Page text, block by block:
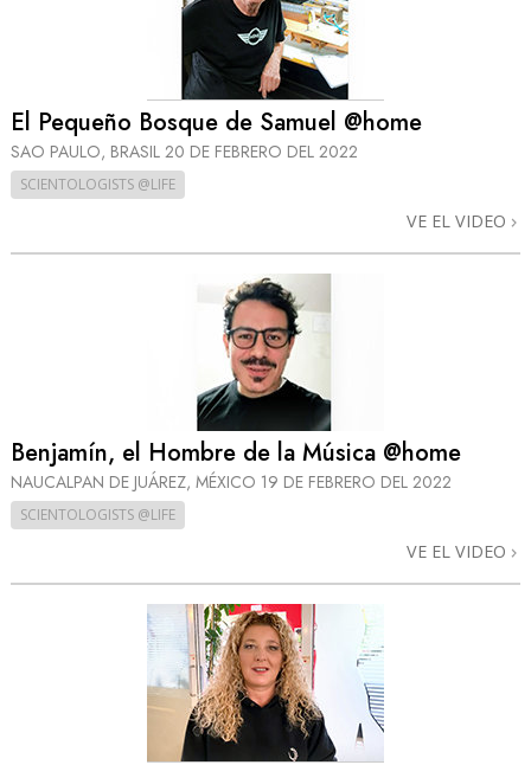
El Pequeño Bosque de Samuel @home
SAO PAULO, BRASIL 20 DE FEBRERO DEL 2022
SCIENTOLOGISTS @LIFE
VE EL VIDEO
Benjamín, el Hombre de la Música @home
NAUCALPAN DE JUÁREZ, MÉXICO 19 DE FEBRERO DEL 2022
SCIENTOLOGISTS @LIFE
VE EL VIDEO